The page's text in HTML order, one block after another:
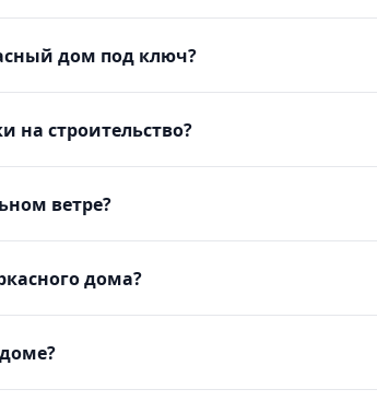
дом под ключ?
на строительство?
ветре?
дома?